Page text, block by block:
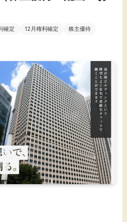
確定 12月権利確定 株主優待